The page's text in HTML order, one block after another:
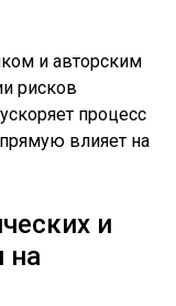
и авторским
рисков
процесс
влияет на
и
на